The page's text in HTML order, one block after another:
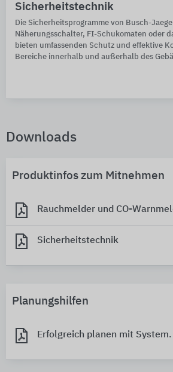
Sicherheitstechnik
Die Sicherheitsprogramme von Busch-
Näherungsschalter, FI-Schukomaten oder
bieten umfassenden Schutz und effektive
Bereiche innerhalb und außerhalb des
Downloads
Produktinfos zum Mitnehmen
Rauchmelder und CO-
Sicherheitstechnik
Planungshilfen
Erfolgreich planen mit System.